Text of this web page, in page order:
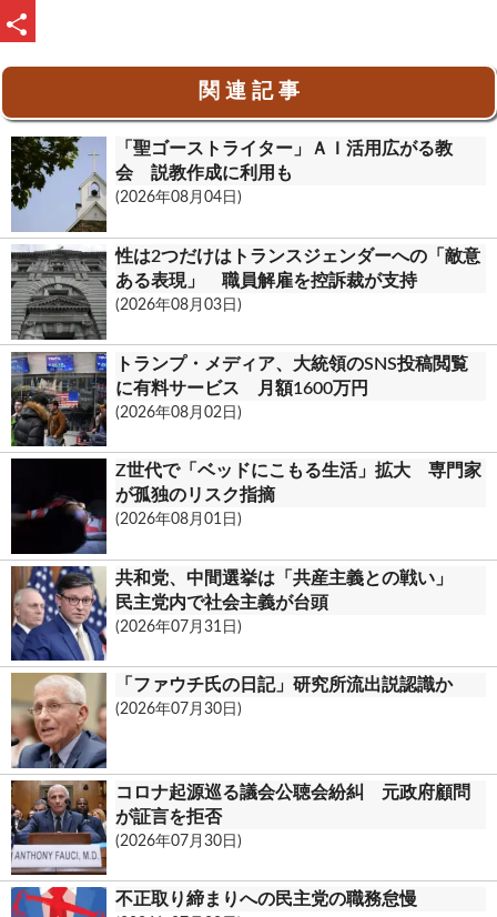
beau
.
m
P
関 連 記 事
「聖ゴーストライター」ＡＩ活用広がる教
会 説教作成に利用も
(2026年08月04日)
性は2つだけはトランスジェンダーへの「敵意
ある表現」 職員解雇を控訴裁が支持
(2026年08月03日)
トランプ・メディア、大統領のSNS投稿閲覧
に有料サービス 月額1600万円
(2026年08月02日)
Z世代で「ベッドにこもる生活」拡大 専門家
が孤独のリスク指摘
(2026年08月01日)
共和党、中間選挙は「共産主義との戦い」
民主党内で社会主義が台頭
(2026年07月31日)
「ファウチ氏の日記」研究所流出説認識か
(2026年07月30日)
コロナ起源巡る議会公聴会紛糾 元政府顧問
が証言を拒否
(2026年07月30日)
不正取り締まりへの民主党の職務怠慢